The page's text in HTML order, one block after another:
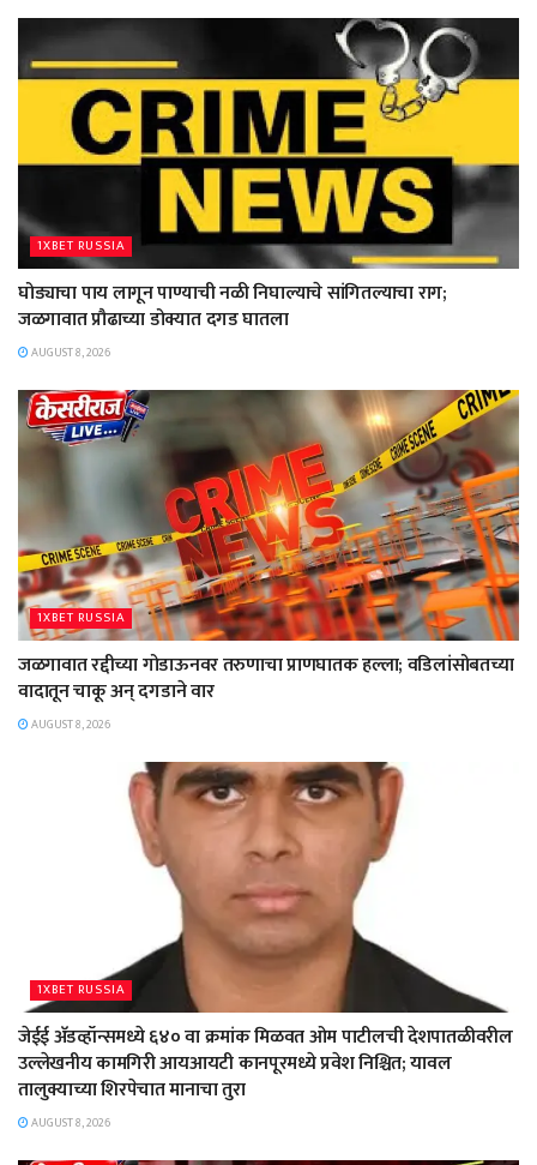
1XBET RUSSIA
घोड्याचा पाय लागून पाण्याची नळी निघाल्याचे सांगितल्याचा राग;
जळगावात प्रौढाच्या डोक्यात दगड घातला
AUGUST 8, 2026
1XBET RUSSIA
जळगावात रद्दीच्या गोडाऊनवर तरुणाचा प्राणघातक हल्ला; वडिलांसोबतच्या
वादातून चाकू अन् दगडाने वार
AUGUST 8, 2026
1XBET RUSSIA
जेईई अ‍ॅडव्हॉन्समध्ये ६४० वा क्रमांक मिळवत ओम पाटीलची देशपातळीवरील
उल्लेखनीय कामगिरी आयआयटी कानपूरमध्ये प्रवेश निश्चित; यावल
तालुक्याच्या शिरपेचात मानाचा तुरा
AUGUST 8, 2026